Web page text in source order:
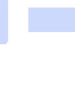
отмечают в